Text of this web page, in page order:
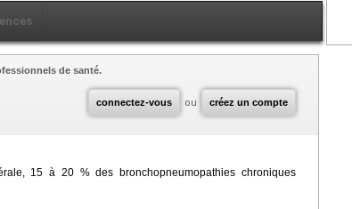
connectez-vous ou créez un compte
de santé.
15 à 20 % des bronchopneumopathies chroniques